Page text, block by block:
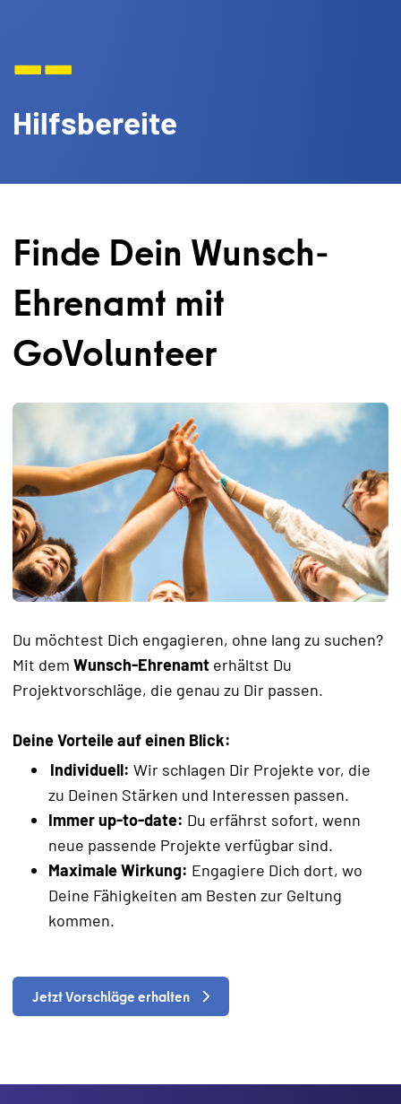
--
Hilfsbereite
Finde Dein Wunsch-
Ehrenamt mit
GoVolunteer
Du möchtest Dich engagieren, ohne lang zu suchen?
Mit dem Wunsch-Ehrenamt erhältst Du
Projektvorschläge, die genau zu Dir passen.
Deine Vorteile auf einen Blick:
Individuell: Wir schlagen Dir Projekte vor, die
zu Deinen Stärken und Interessen passen.
Immer up-to-date: Du erfährst sofort, wenn
neue passende Projekte verfügbar sind.
Maximale Wirkung: Engagiere Dich dort, wo
Deine Fähigkeiten am Besten zur Geltung
kommen.
Jetzt Vorschläge erhalten